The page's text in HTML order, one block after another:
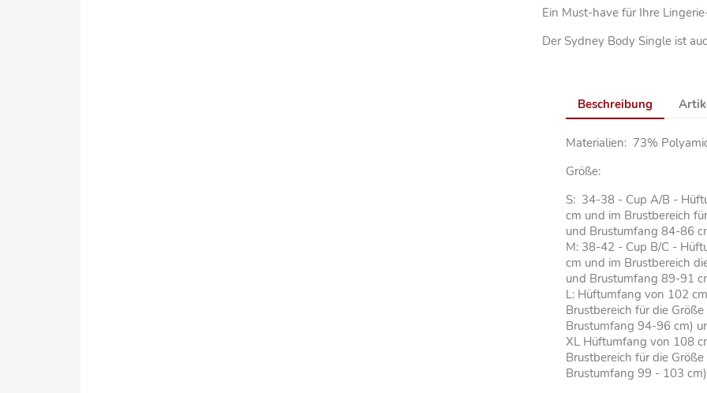
Ein Must-have für Ihre
Der Sydney Body Single ist
Beschreibung
Materialien: 73%
Größe:
S: 34-38 - Cup A/B -
cm und im Brustbereich
und Brustumfang 84-86
M: 38-42 - Cup B/C -
cm und im Brustbereich
und Brustumfang 89-91
L: Hüftumfang von 102
Brustbereich für die
Brustumfang 94-96 cm)
XL Hüftumfang von 108
Brustbereich für die
Brustumfang 99 - 103